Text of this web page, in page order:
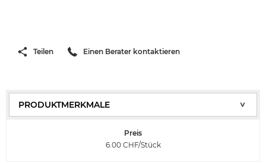
Teilen Einen Berater kontaktieren
Preis
6.00 CHF/Stück